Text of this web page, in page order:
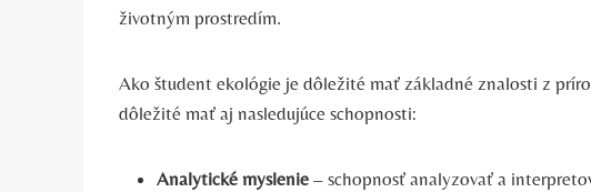
životným prostredím.
Ako študent ekológie je dôležité mať základné znalosti z
dôležité mať aj nasledujúce schopnosti:
Analytické myslenie – schopnosť analyzovať a